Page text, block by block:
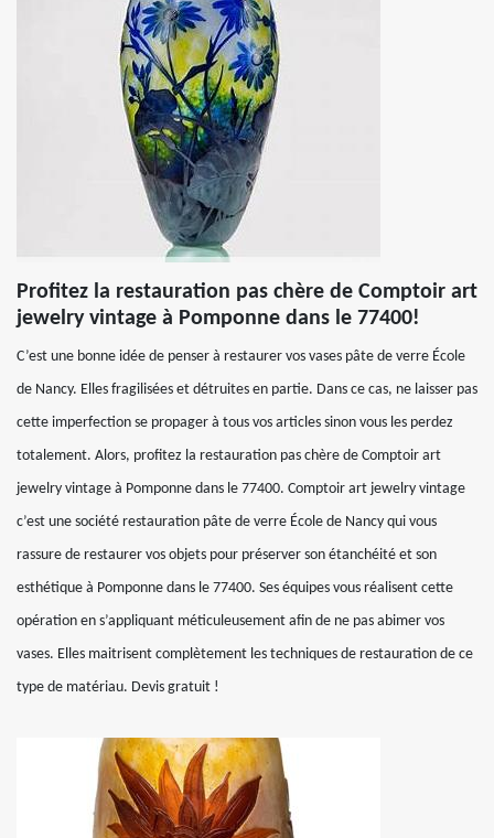
Profitez la restauration pas chère de Comptoir art
jewelry vintage à Pomponne dans le 77400!
C’est une bonne idée de penser à restaurer vos vases pâte de verre École
de Nancy. Elles fragilisées et détruites en partie. Dans ce cas, ne laisser pas
cette imperfection se propager à tous vos articles sinon vous les perdez
totalement. Alors, profitez la restauration pas chère de Comptoir art
jewelry vintage à Pomponne dans le 77400. Comptoir art jewelry vintage
c’est une société restauration pâte de verre École de Nancy qui vous
rassure de restaurer vos objets pour préserver son étanchéité et son
esthétique à Pomponne dans le 77400. Ses équipes vous réalisent cette
opération en s’appliquant méticuleusement afin de ne pas abimer vos
vases. Elles maitrisent complètement les techniques de restauration de ce
type de matériau. Devis gratuit !